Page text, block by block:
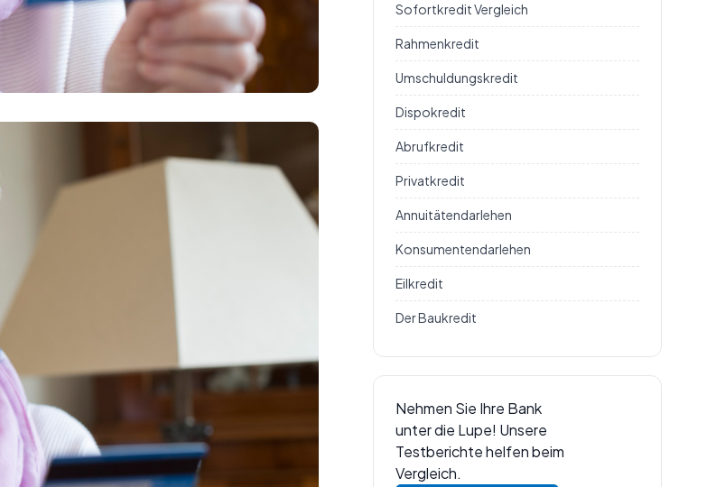
Sofortkredit Vergleich
Rahmenkredit
Umschuldungskredit
Dispokredit
Abrufkredit
Privatkredit
Annuitätendarlehen
Konsumentendarlehen
Eilkredit
Der Baukredit
Nehmen Sie Ihre Bank
unter die Lupe! Unsere
Testberichte helfen beim
Vergleich.